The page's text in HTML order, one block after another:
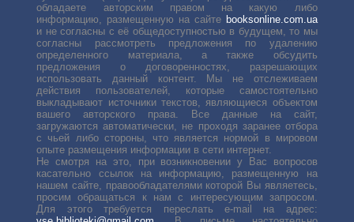
обладаете авторским правом на какую либо
информацию, размещенную на сайте booksonline.com.ua
и не согласны с её общедоступностью в будущем, то мы
согласны рассмотреть предложения по удалению
определенного материала, а также обсудить
предложения о договоренностях, разрешающих
использовать данный контент. Мы не отслеживаем
действия пользователей, которые самостоятельно
выкладывают источники текстов, являющиеся объектом
вашего авторского права. Все данные на сайт,
загружаются автоматически, не проходя заранее отбора
с чьей либо стороны, что является нормой в мировом
опыте размещения информации в сети интернет.
Не смотря на это, при возникновении у Вас вопросов
касательно ссылок на информацию, размещенную на
нашем сайте, правообладателями которой Вы являетесь,
просим обращаться к нам с интересующим запросом.
Для этого требуется переслать е-mail на адрес: